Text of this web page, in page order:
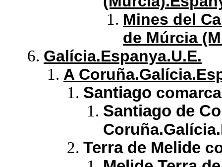
Mines del
de Múrcia
Galícia.Espanya.U.E.
A
Santiago
Santiago de
Terra de Melide